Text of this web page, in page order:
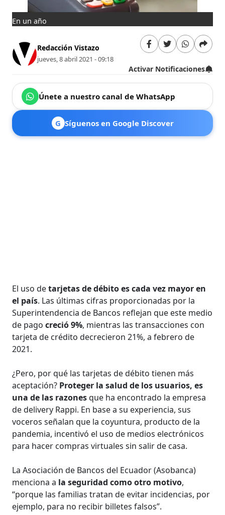
En un año
Redacción Vistazo
jueves, 8 abril 2021 - 09:18
Activar Notificaciones
Únete a nuestro canal de WhatsApp
G Síguenos en Google Discover
El uso detarjetas de débito es cada vez mayor en
el país. Las últimas cifras proporcionadas por la
Superintendencia de Bancos reflejan que este medio
de pagocreció 9%, mientras las transacciones con
tarjeta de crédito decrecieron 21%, a febrero de
2021.
¿Pero, por qué las tarjetas de débito tienen más
aceptación? Proteger la salud de los usuarios, es
una de las razonesque ha encontrado la empresa
de delivery Rappi. En base a su experiencia, sus
voceros señalan que la coyuntura, producto de la
pandemia, incentivó el uso de medios electrónicos
para hacer compras virtuales sin salir de casa.
La Asociación de Bancos del Ecuador (Asobanca)
menciona a la seguridad como otro motivo,
“porque las familias tratan de evitar incidencias, por
ejemplo, para no recibir billetes falsos”.